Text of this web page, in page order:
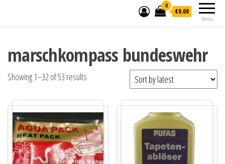
Menü
0
€0.00
marschkompass bundeswehr
Showing 1–32 of 53 results